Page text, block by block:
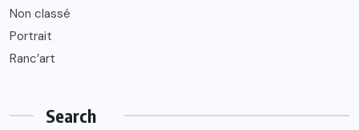
Non classé
Portrait
Ranc’art
Search